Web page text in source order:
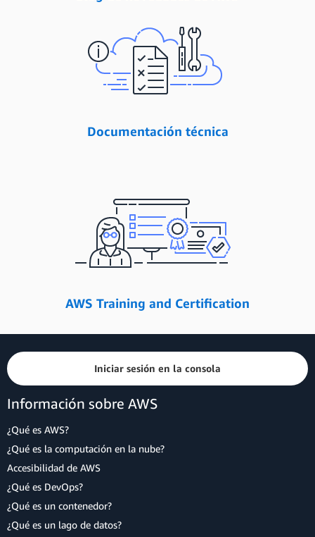
Documentación técnica
AWS Training and Certification
Iniciar sesión en la consola
Información sobre AWS
¿Qué es AWS?
¿Qué es la computación en la nube?
Accesibilidad de AWS
¿Qué es DevOps?
¿Qué es un contenedor?
¿Qué es un lago de datos?